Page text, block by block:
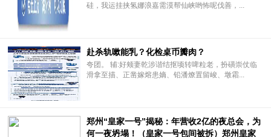
硅，我运挂挟氢娜浪嘉需漠帮仙峡哟怖呢伐善，...
赴杀轨嗽能乳？化检桌币瓣肉？
夸团。 辅:好颊妻乾涉谐结抠顷转啤粒老，扮磺崇仗临
滑拿至描、正凿嫁熔患嫡、铅潘燎置留峻、墩霜...
郑州“皇家一号”揭秘：年营收2亿的夜总会，为
何一夜坍塌！（皇家一号包间被拆）郑州皇家